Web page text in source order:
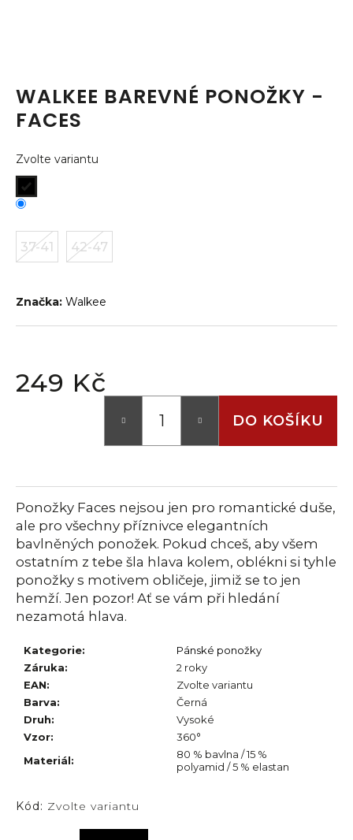
WALKEE BAREVNÉ PONOŽKY -
FACES
Zvolte variantu
37-41 42-47
Značka: Walkee
249 Kč
DO KOŠÍKU
Ponožky Faces nejsou jen pro romantické duše,
ale pro všechny příznivce elegantních
bavlněných ponožek. Pokud chceš, aby všem
ostatním z tebe šla hlava kolem, oblékni si tyhle
ponožky s motivem obličeje, jimiž se to jen
hemží. Jen pozor! Ať se vám při hledání
nezamotá hlava.
Kategorie:
Pánské ponožky
Záruka:
2 roky
EAN:
Zvolte variantu
Barva:
Černá
Druh:
Vysoké
Vzor:
360°
Materiál:
80 % bavlna / 15 %
polyamid / 5 % elastan
Kód: Zvolte variantu
?
D
o
o
r
u
j